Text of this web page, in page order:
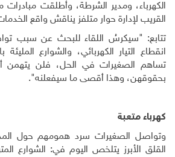
الكهرباء، ومدير الشرطة، وأطلقت
القريب لإدارة حوار متلفز يناقش واقع
تتابع: "سيكرسُ اللقاء للبحث عن سبب
انقطاع التيار الكهربائي، والشوارع
تساهم الصغيرات في الحل، فلن يتهمن
بحقوقهن، وهذا أقصى ما سيفعلنه".
كهرباء متعبة
وتواصل الصغيرات سرد همومهم حول
القلق الأبرز يتلخص اليوم في: الشوارع